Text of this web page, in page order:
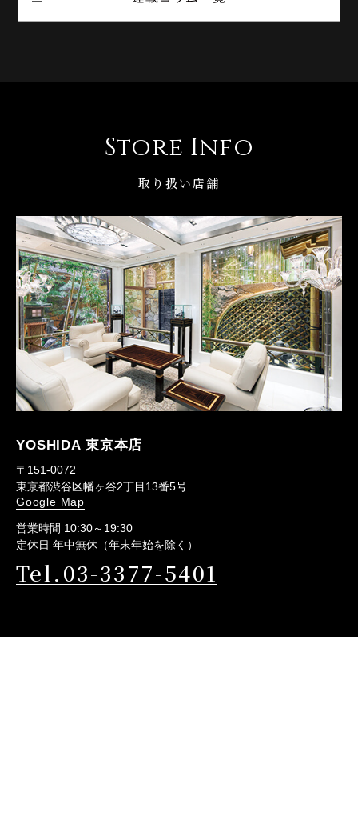
Store Info
取り扱い店舗
YOSHIDA 東京本店
〒151-0072
東京都渋谷区幡ヶ谷2丁目13番5号
Google Map
営業時間 10:30～19:30
定休日 年中無休（年末年始を除く）
Tel.03-3377-5401